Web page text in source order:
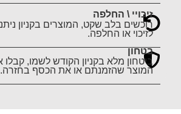
זיכויי \ החלפה
רוכשים בלב שקט, המוצרים בקניון
לזיכוי או החלפה.
בטחון
ביטחון מלא בקניון הקודש לשמו, קבלו
המוצר שהזמנתם או את הכסף בחזרה.